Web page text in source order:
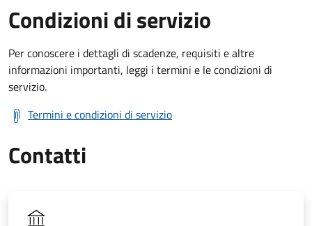
Condizioni di servizio
Per conoscere i dettagli di scadenze, requisiti e altre
informazioni importanti, leggi i termini e le condizioni di
servizio.
Termini e condizioni di servizio
Contatti